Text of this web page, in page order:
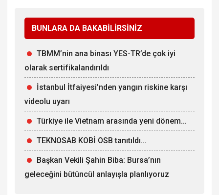
BUNLARA DA BAKABİLİRSİNİZ
TBMM’nin ana binası YES-TR’de çok iyi
olarak sertifikalandırıldı
İstanbul İtfaiyesi’nden yangın riskine karşı
videolu uyarı
Türkiye ile Vietnam arasında yeni dönem...
TEKNOSAB KOBİ OSB tanıtıldı...
Başkan Vekili Şahin Biba: Bursa’nın
geleceğini bütüncül anlayışla planlıyoruz